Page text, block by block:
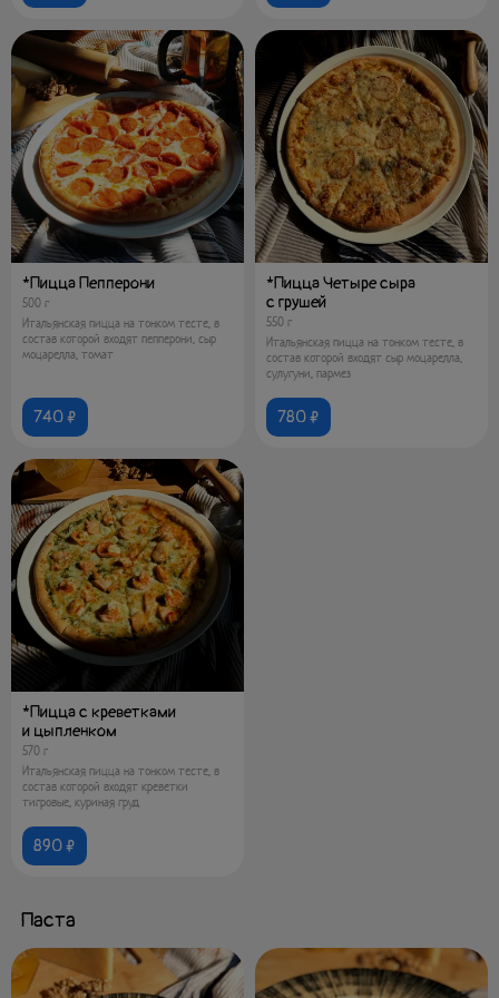
*Пицца Пепперони
500 г
Итальянская пицца на тонком тесте, в
состав которой входят пепперони, сыр
моцарелла, томат
740 ₽
*Пицца Четыре сыра
с грушей
550 г
Итальянская пицца на тонком тесте, в
состав которой входят сыр моцарелла,
сулугуни, пармез
780 ₽
*Пицца с креветками
и цыпленком
570 г
Итальянская пицца на тонком тесте, в
состав которой входят креветки
тигровые, куриная груд
890 ₽
Паста